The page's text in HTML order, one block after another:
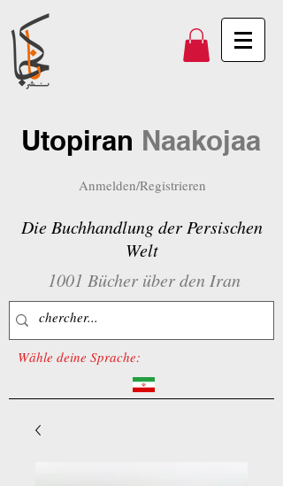
Utopiran Naakojaa
Anmelden/Registrieren
Die Buchhandlung der Persischen
Welt
1001 Bücher über den Iran
Wähle deine Sprache: